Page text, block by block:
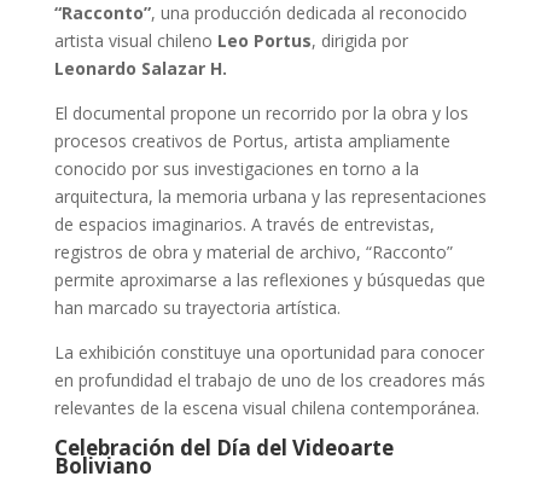
“Racconto”, una producción dedicada al reconocido
artista visual chileno Leo Portus, dirigida por
Leonardo Salazar H.
El documental propone un recorrido por la obra y los
procesos creativos de Portus, artista ampliamente
conocido por sus investigaciones en torno a la
arquitectura, la memoria urbana y las representaciones
de espacios imaginarios. A través de entrevistas,
registros de obra y material de archivo, “Racconto”
permite aproximarse a las reflexiones y búsquedas que
han marcado su trayectoria artística.
La exhibición constituye una oportunidad para conocer
en profundidad el trabajo de uno de los creadores más
relevantes de la escena visual chilena contemporánea.
Celebración del Día del Videoarte
Boliviano